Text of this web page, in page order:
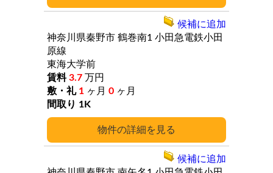
詳細
神奈川県秦野市 鶴巻南1 小田急電鉄小田
原線
東海大学前
3.7 万円
1 ヶ月 0 ヶ月
1K
候補に追加
候補に追加